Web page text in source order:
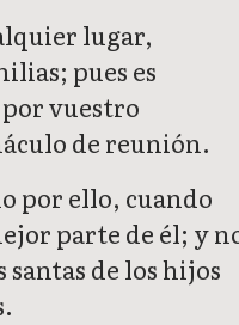
lugar,
pues es
vuestro
de reunión.
por ello, cuando
parte de él; y
de los hijos